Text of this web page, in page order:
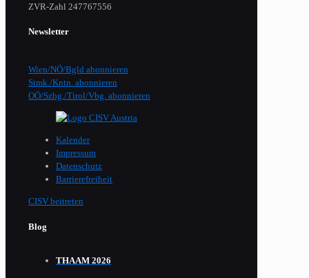
​ZVR-Zahl 247767556
Newsletter
Wien/NÖ/Bgld abonnieren
Stmk./Kntn. abonnieren
OÖ/Szbg./Tirol/Vbg. abonnieren
Kalender
Impressum
Datenschutz
Barrierefreiheit
CISV beitreten
Blog
THAAM 2026